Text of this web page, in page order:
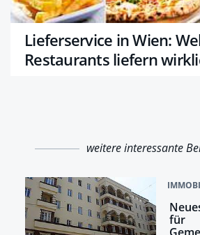
Lieferservice in Wien:
Restaurants liefern
weitere interessante
für